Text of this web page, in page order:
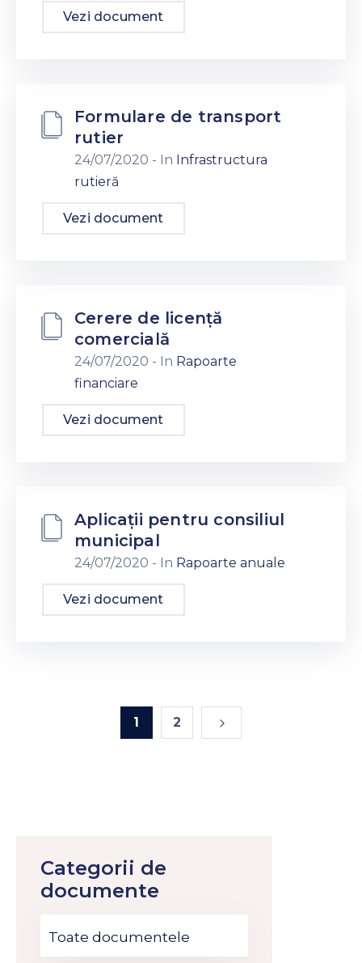
Categorii de
documente
Toate documentele
Vezi document
Formulare de transport
rutier
24/07/2020 - In Infrastructura
rutieră
Vezi document
Cerere de licență
comercială
24/07/2020 - In Rapoarte
financiare
Vezi document
Aplicații pentru consiliul
municipal
24/07/2020 - In Rapoarte anuale
Vezi document
1 2